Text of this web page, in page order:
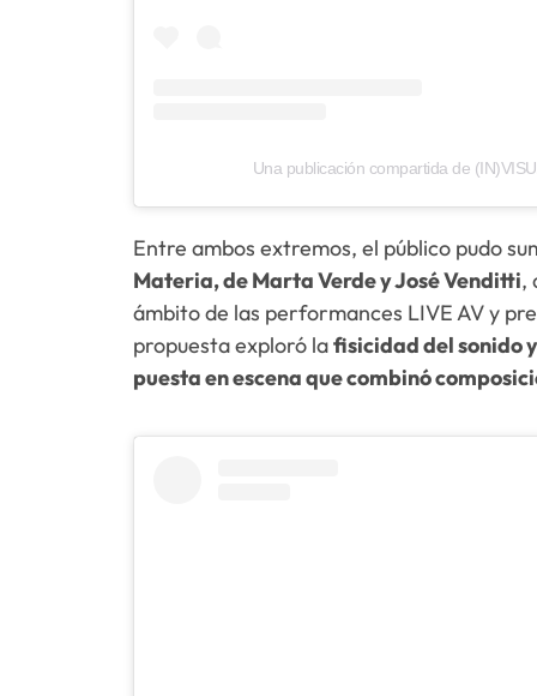
Una publicación compartida de
Entre ambos extremos, el público pudo
Materia, de Marta Verde y José Venditti,
ámbito de las performances LIVE AV y
propuesta exploró lafisicidad del sonido
puesta en escena que combinó